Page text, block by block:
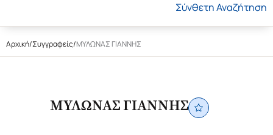
Σύνθετη Αναζήτηση
Αρχική/Συγγραφείς/ΜΥΛΩΝΑΣ ΓΙΑΝΝΗΣ
ΜΥΛΩΝΑΣ ΓΙΑΝΝΗΣ